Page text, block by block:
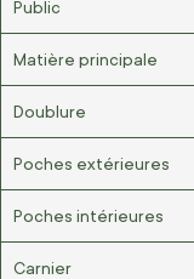
Public
Matière principale
Doublure
Poches extérieures
Poches intérieures
Carnier